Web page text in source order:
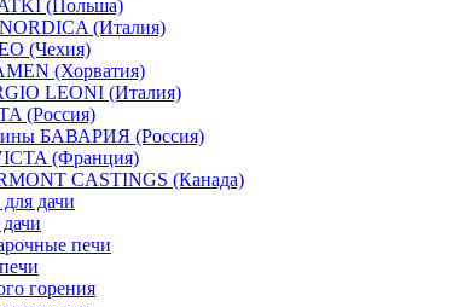
(Польша)
(Италия)
(Чехия)
(Хорватия)
LEONI (Италия)
(Россия)
БАВАРИЯ (Россия)
(Франция)
CASTINGS (Канада)
дачи
печи
горения